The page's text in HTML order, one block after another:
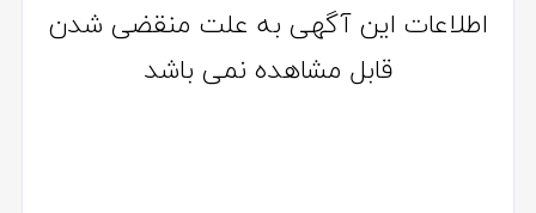
اطلاعات این آگهی به علت منقضی شدن
قابل مشاهده نمی باشد